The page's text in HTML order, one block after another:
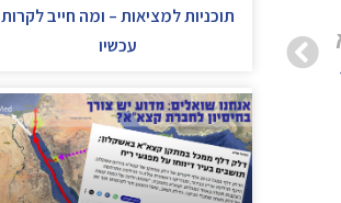
תוכניות למציאות – ומה חייב לקרות
עכשיו